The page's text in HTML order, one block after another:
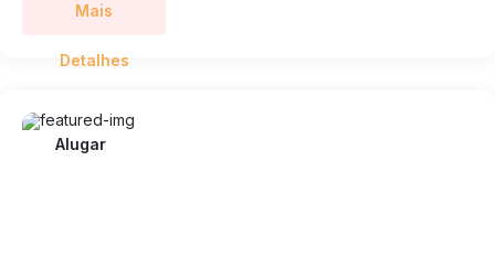
Mais
Detalhes
Alugar